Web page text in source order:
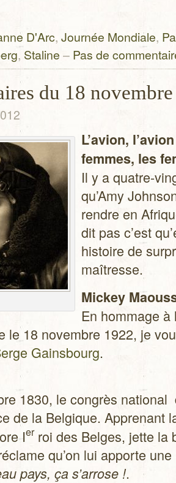
D'Arc, Journée Mondiale,
, Staline – Pas de
du 18 novembre
L’avion,
femmes, les
Il y a quatre-
qu’Amy
rendre en
dit pas c’est
his­toire de
maîtresse.
Mickey
En hom­mage
le 18 novembre 1922, je
Gains­bourg.
1830, le congrès natio­nal
de la Bel­gique.
Ierroi des Belges, jette la
qu’on lui apporte
pays, ça s’arrose !.